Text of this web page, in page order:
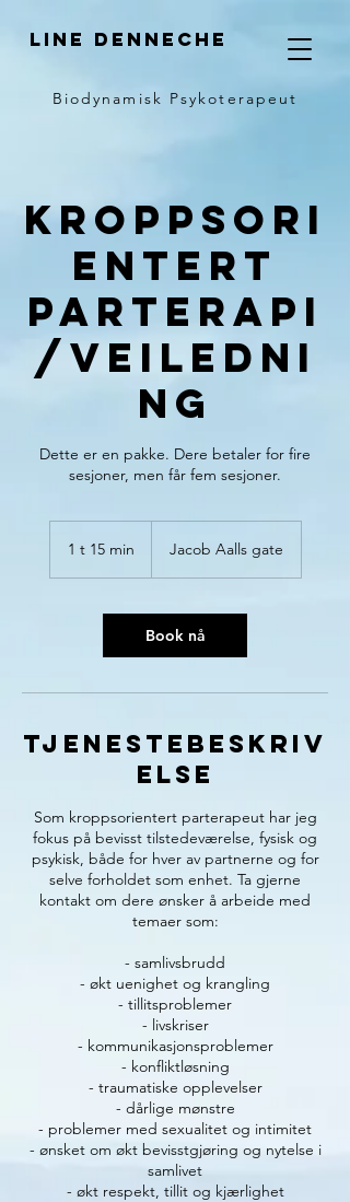
LINE DENNECHE
Biodynamisk Psykoterapeut
Kroppsori
entert
Parterapi
/veiledni
ng
Dette er en pakke. Dere betaler for fire
sesjoner, men får fem sesjoner.
1 t 15 min
m
n
Jacob Aalls gate
Book nå
Tjenestebeskriv
else
Som kroppsorientert parterapeut har jeg
fokus på bevisst tilstedeværelse, fysisk og
psykisk, både for hver av partnerne og for
selve forholdet som enhet. Ta gjerne
kontakt om dere ønsker å arbeide med
temaer som:
- samlivsbrudd
- økt uenighet og krangling
- tillitsproblemer
- livskriser
- kommunikasjonsproblemer
- konfliktløsning
- traumatiske opplevelser
- dårlige mønstre
- problemer med sexualitet og intimitet
- ønsket om økt bevisstgjøring og nytelse i
samlivet
- økt respekt, tillit og kjærlighet